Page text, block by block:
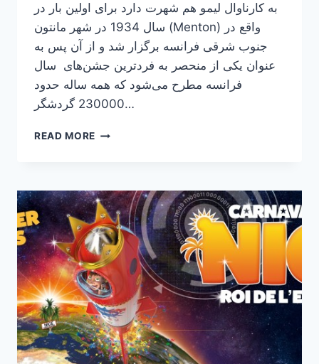
به کارناوال لیمو هم شهرت دارد برای اولین بار در
سال 1934 در شهر مانتون (Menton) واقع در
جنوب شرقی فرانسه برگزار شد و از آن پس به
عنوان یکی از منحصر به فردترین جشن‌های سال
فرانسه مطرح می‌شود که همه ساله حدود
230000 گردشگر…
READ MORE دیدنی‌های
لیمو
در
شهر
مانتون